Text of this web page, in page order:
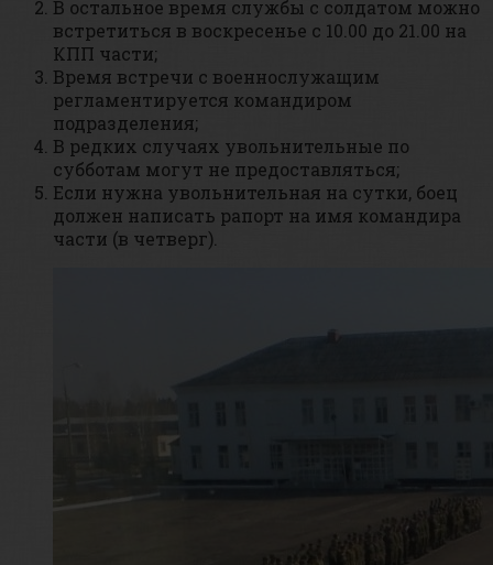
В остальное время службы с солдатом можно
встретиться в воскресенье с 10.00 до 21.00 на
КПП части;
Время встречи с военнослужащим
регламентируется командиром
подразделения;
В редких случаях увольнительные по
субботам могут не предоставляться;
Если нужна увольнительная на сутки, боец
должен написать рапорт на имя командира
части (в четверг).